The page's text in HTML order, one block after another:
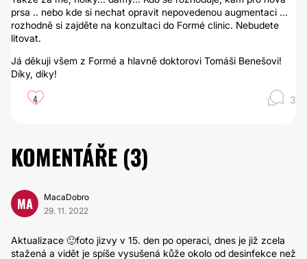
prsa .. nebo kde si nechat opravit nepovedenou augmentaci ...
rozhodně si zajděte na konzultaci do Formé clinic. Nebudete
litovat.
Já děkuji všem z Formé a hlavně doktorovi Tomáši Benešovi!
Díky, díky!
4 3
KOMENTÁŘE (3)
MA
MacaDobro
29. 11. 2022
Aktualizace 🙂foto jizvy v 15. den po operaci, dnes je již zcela
stažená a vidět je spíše vysušená kůže okolo od desinfekce než